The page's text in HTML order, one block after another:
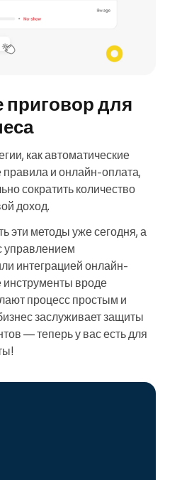
для
как автоматические
и онлайн-оплата,
сократить количество
доход.
эти методы уже сегодня, а
управлением
интеграцией онлайн-
инструменты вроде
процесс простым и
заслуживает защиты
— теперь у вас есть для